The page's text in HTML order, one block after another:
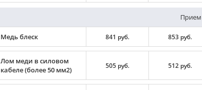
Медь блеск 841 руб. 853 руб.
Лом меди в силовом
кабеле (более 50 мм2)
505 руб. 512 руб.